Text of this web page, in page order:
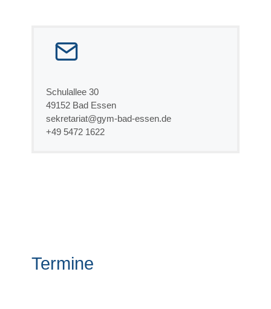
Schulallee 30
49152 Bad Essen
sekretariat@gym-bad-essen.de
+49 5472 1622
Termine